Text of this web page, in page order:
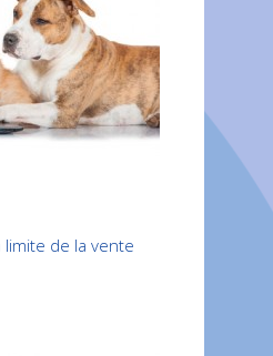
de la vente